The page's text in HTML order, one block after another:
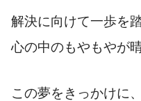
解決に向けて一歩を
心の中のもやもやが
この夢をきっかけに